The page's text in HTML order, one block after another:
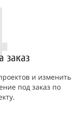
заказ
и изменить
под заказ по